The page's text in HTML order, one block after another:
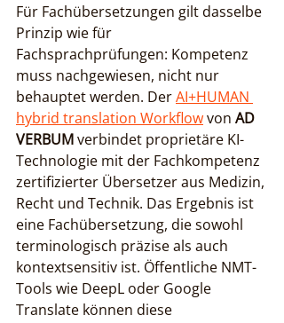
Für Fachübersetzungen gilt dasselbe
Prinzip wie für
Fachsprachprüfungen: Kompetenz
muss nachgewiesen, nicht nur
behauptet werden. Der AI+HUMAN
hybrid translation Workflow von AD
VERBUM verbindet proprietäre KI-
Technologie mit der Fachkompetenz
zertifizierter Übersetzer aus Medizin,
Recht und Technik. Das Ergebnis ist
eine Fachübersetzung, die sowohl
terminologisch präzise als auch
kontextsensitiv ist. Öffentliche NMT-
Tools wie DeepL oder Google
Translate können diese